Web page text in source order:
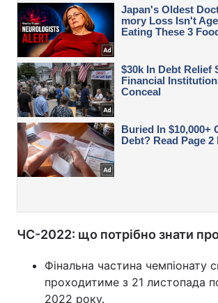
ЧС-2022: що потрібно знати
Фінальна частина чемпіонату
проходитиме з 21 листопада
2022 року.